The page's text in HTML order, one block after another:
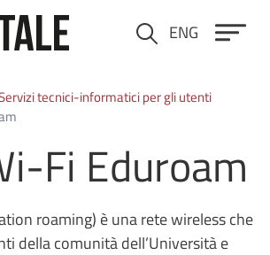
Cerca ENG
tecnici-informatici per gli utenti
Fi Eduroam
roaming) è una rete wireless che
della comunità dell’Università e